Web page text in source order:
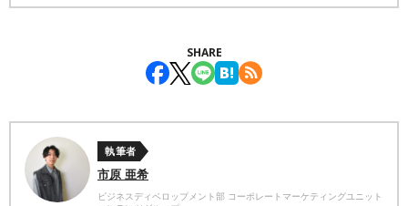
SHARE
執筆者
市原 亜希
ビジネスディベロップメント部 コーポレートマーケティングユニット